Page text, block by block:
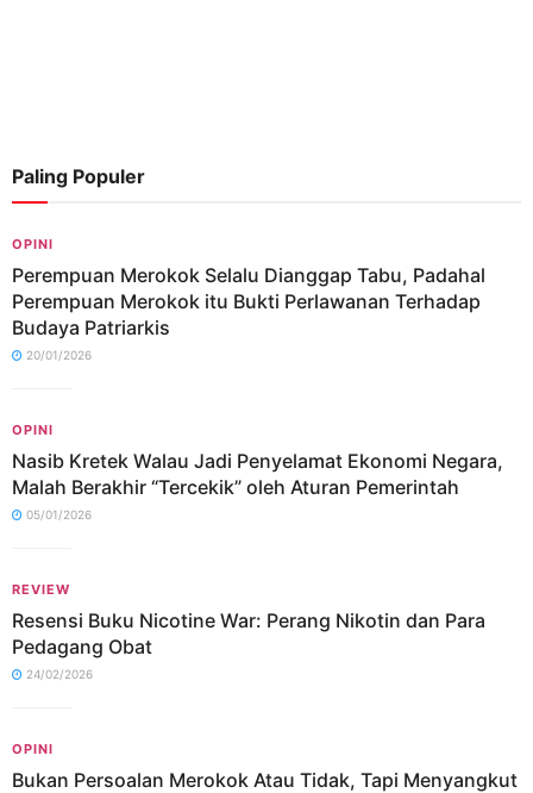
Paling Populer
OPINI
Perempuan Merokok Selalu Dianggap Tabu, Padahal
Perempuan Merokok itu Bukti Perlawanan Terhadap
Budaya Patriarkis
20/01/2026
OPINI
Nasib Kretek Walau Jadi Penyelamat Ekonomi Negara,
Malah Berakhir “Tercekik” oleh Aturan Pemerintah
05/01/2026
REVIEW
Resensi Buku Nicotine War: Perang Nikotin dan Para
Pedagang Obat
24/02/2026
OPINI
Bukan Persoalan Merokok Atau Tidak, Tapi Menyangkut